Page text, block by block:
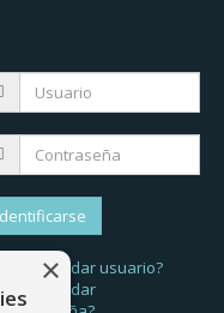
¿Recordar usuario?
¿Recordar
×